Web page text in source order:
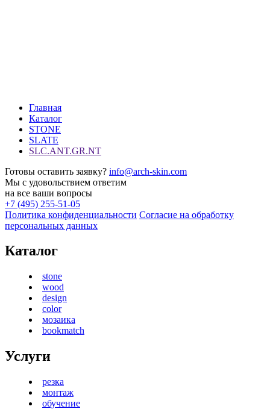
Главная
Каталог
STONE
SLATE
SLC.ANT.GR.NT
Готовы оставить заявку? info@arch-skin.com
Мы с удовольствием ответим
на все ваши вопросы
+7 (495) 255-51-05
Политика конфиденциальности Согласие на обработку
персональных данных
Каталог
stone
wood
design
color
мозаика
bookmatch
Услуги
резка
монтаж
обучение